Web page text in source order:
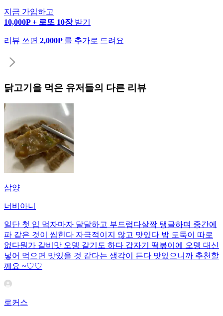
지금 가입하고
10,000P + 로또 10장 받기
리뷰 쓰면 2,000P 를 추가로 드려요
닭고기 을 먹은 유저들의 다른 리뷰
삼양
너비아니
일단 첫 입 먹자마자 달달하고 부드럽다 ​살짝 탱글하며 중간에
파 같은 것이 씹힌다 자극적이지 않고 맛있다 밥 도둑이 따로
없다 ​뭔가 갈비맛 오뎅 같기도 하다 갑자기 떡볶이에 오뎅 대신
넣어 먹으면 맛있을 것 같다는 생각이 든다 맛있으니까 추천할
께요 ~♡♡
로커스